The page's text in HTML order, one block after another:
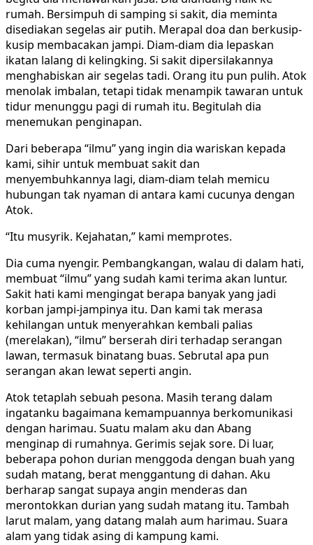
rumah. Bersimpuh di samping si sakit, dia meminta
disediakan segelas air putih. Merapal doa dan berkusip-
kusip membacakan jampi. Diam-diam dia lepaskan
ikatan lalang di kelingking. Si sakit dipersilakannya
menghabiskan air segelas tadi. Orang itu pun pulih. Atok
menolak imbalan, tetapi tidak menampik tawaran untuk
tidur menunggu pagi di rumah itu. Begitulah dia
menemukan penginapan.
Dari beberapa “ilmu” yang ingin dia wariskan kepada
kami, sihir untuk membuat sakit dan
menyembuhkannya lagi, diam-diam telah memicu
hubungan tak nyaman di antara kami cucunya dengan
Atok.
“Itu musyrik. Kejahatan,” kami memprotes.
Dia cuma nyengir. Pembangkangan, walau di dalam hati,
membuat “ilmu” yang sudah kami terima akan luntur.
Sakit hati kami mengingat berapa banyak yang jadi
korban jampi-jampinya itu. Dan kami tak merasa
kehilangan untuk menyerahkan kembali palias
(merelakan), “ilmu” berserah diri terhadap serangan
lawan, termasuk binatang buas. Sebrutal apa pun
serangan akan lewat seperti angin.
Atok tetaplah sebuah pesona. Masih terang dalam
ingatanku bagaimana kemampuannya berkomunikasi
dengan harimau. Suatu malam aku dan Abang
menginap di rumahnya. Gerimis sejak sore. Di luar,
beberapa pohon durian menggoda dengan buah yang
sudah matang, berat menggantung di dahan. Aku
berharap sangat supaya angin menderas dan
merontokkan durian yang sudah matang itu. Tambah
larut malam, yang datang malah aum harimau. Suara
alam yang tidak asing di kampung kami.